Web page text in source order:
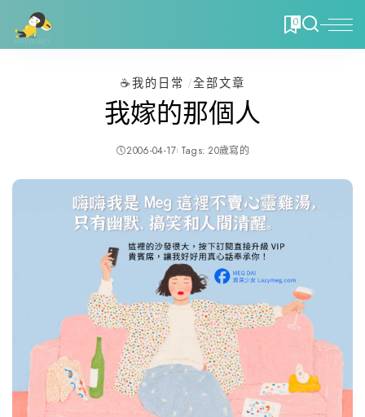
0
☕️我的日常 全部文章
我嫁的那個人
2006-04-17 Tags: 20歲寫的